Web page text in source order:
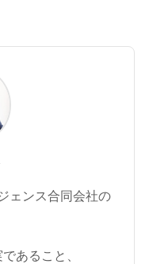
ェンス合同会社の
あること、